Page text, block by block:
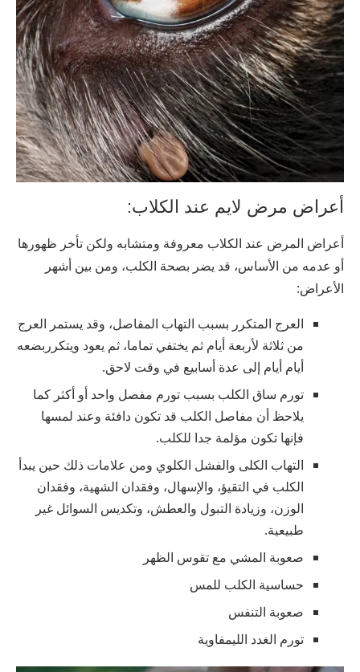
أعراض مرض لايم عند الكلاب:
أعراض المرض عند الكلاب معروفة ومتشابه ولكن تأخر ظهورها
أو عدمه من الأساس، قد يضر بصحة الكلب، ومن بين أشهر
الأعراض:
العرج المتكرر بسبب التهاب المفاصل، وقد يستمر العرج
من ثلاثة لأربعة أيام ثم يختفي تماما، ثم يعود ويتكرربضعه
أيام أيام إلى عدة أسابيع في وقت لاحق.
تورم ساق الكلب بسبب تورم مفصل واحد أو أكثر كما
يلاحظ أن مفاصل الكلب قد تكون دافئة وعند لمسها
فإنها تكون مؤلمة جدا للكلب.
التهاب الكلى والفشل الكلوي ومن علامات ذلك حين يبدأ
الكلب في التقيؤ، والإسهال، وفقدان الشهية، وفقدان
الوزن، وزيادة التبول والعطش، وتكديس السوائل غير
طبيعية.
صعوبة المشي مع تقوس الظهر
حساسية الكلب للمس
صعوبة التنفس
تورم الغدد الليمفاوية